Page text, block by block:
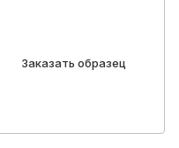
Заказать образец